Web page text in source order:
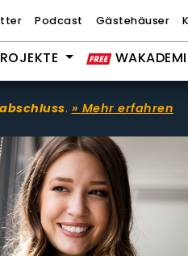
Podcast Gästehäuser
. » Mehr erfahren